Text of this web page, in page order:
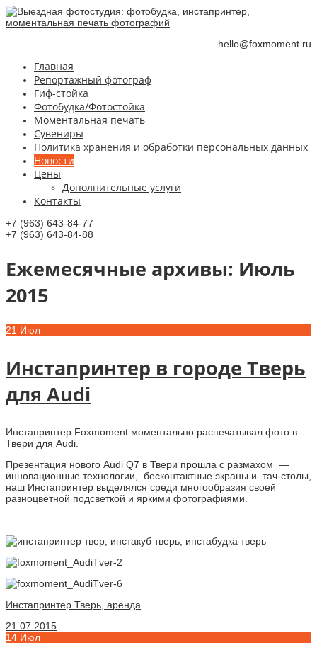
hello@foxmoment.ru
Главная
Репортажный фотограф
Гиф-стойка
Фотобудка/Фотостойка
Моментальная печать
Сувениры
Политика хранения и обработки персональных данных
Новости
Цены
Дополнительные услуги
Контакты
+7 (963) 643-84-77
+7 (963) 643-84-88
Ежемесячные aрхивы: Июль
2015
21 Июл
Инстапринтер в городе Тверь
для Audi
Инстапринтер Foxmoment моментально распечатывал фото в
Твери для Audi.
Презентация нового Audi Q7 в Твери прошла с размахом —
инновационные технологии, бесконтактные экраны и тач-столы,
наш Инстапринтер выделялся среди многообразия своей
разноцветной подсветкой и яркими фотографиями.
Инстапринтер Тверь, аренда
21.07.2015
14 Июл